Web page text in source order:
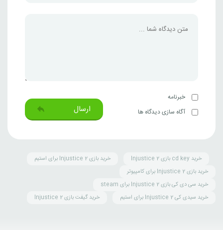
خبرنامه
آگاه سازی دیدگاه ها
ارسال
خرید cd key بازی Injustice 2
خرید بازی Injustice 2 برای استیم
خرید بازی Injustice 2 برای کامپیوتر
خرید سی دی کی بازی Injustice 2 برای steam
خرید سیدی کی Injustice 2 برای استیم
خرید گیفت بازی Injustice 2